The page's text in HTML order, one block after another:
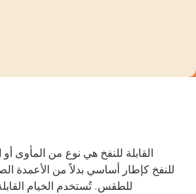
للنفخ كإطار أساسي بدلاً من الأعمدة
للطقس. تُستخدم الخيام